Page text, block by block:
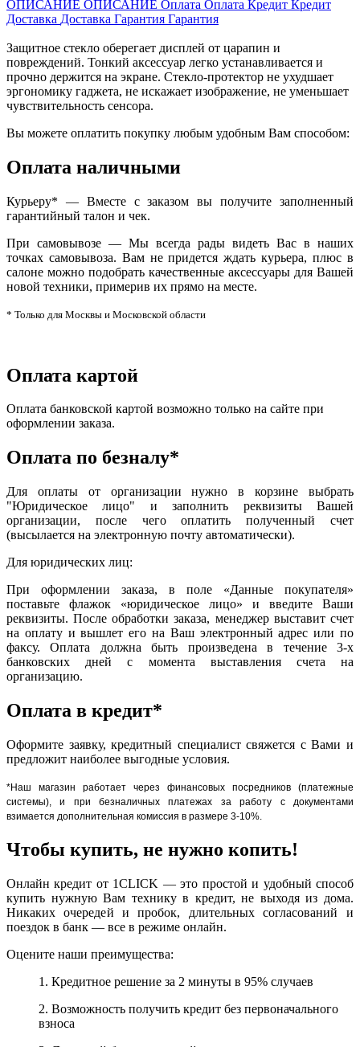
ОПИСАНИЕ ОПИСАНИЕ Оплата Оплата Кредит Кредит
Доставка Доставка Гарантия Гарантия
Защитное стекло оберегает дисплей от царапин и
повреждений. Тонкий аксессуар легко устанавливается и
прочно держится на экране. Стекло-протектор не ухудшает
эргономику гаджета, не искажает изображение, не уменьшает
чувствительность сенсора.
Вы можете оплатить покупку любым удобным Вам способом:
Оплата наличными
Курьеру* — Вместе с заказом вы получите заполненный
гарантийный талон и чек.
При самовывозе — Мы всегда рады видеть Вас в наших
точках самовывоза. Вам не придется ждать курьера, плюс в
салоне можно подобрать качественные аксессуары для Вашей
новой техники, примерив их прямо на месте.
* Только для Москвы и Московской области
Оплата картой
Оплата банковской картой возможно только на сайте при
оформлении заказа.
Оплата по безналу*
Для оплаты от организации нужно в корзине выбрать
"Юридическое лицо" и заполнить реквизиты Вашей
организации, после чего оплатить полученный счет
(высылается на электронную почту автоматически).
Для юридических лиц:
При оформлении заказа, в поле «Данные покупателя»
поставьте флажок «юридическое лицо» и введите Ваши
реквизиты. После обработки заказа, менеджер выставит счет
на оплату и вышлет его на Ваш электронный адрес или по
факсу. Оплата должна быть произведена в течение 3-х
банковских дней с момента выставления счета на
организацию.
Оплата в кредит*
Оформите заявку, кредитный специалист свяжется с Вами и
предложит наиболее выгодные условия.
*Наш магазин работает через финансовых посредников (платежные
системы), и при безналичных платежах за работу с документами
взимается дополнительная комиссия в размере 3-10%.
Чтобы купить, не нужно копить!
Онлайн кредит от 1CLICK — это простой и удобный способ
купить нужную Вам технику в кредит, не выходя из дома.
Никаких очередей и пробок, длительных согласований и
поездок в банк — все в режиме онлайн.
Оцените наши преимущества:
1. Кредитное решение за 2 минуты в 95% случаев
2. Возможность получить кредит без первоначального
взноса